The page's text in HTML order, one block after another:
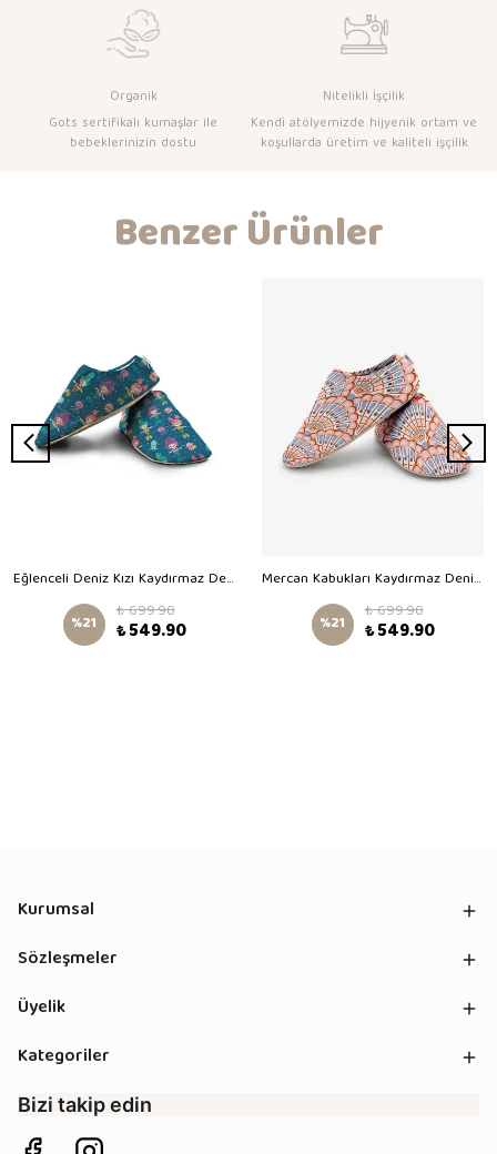
Organik
Gots sertifikalı kumaşlar ile
bebeklerinizin dostu
Nitelikli İşçilik
Kendi atölyemizde hijyenik ortam ve
koşullarda üretim ve kaliteli işçilik
Benzer Ürünler
Eğlenceli Deniz Kızı Kaydırmaz Deniz Patiği
%21 ₺ 699.90
₺ 549.90
Mercan Kabukları Kaydırmaz Deniz Patiği
%21 ₺ 699.90
₺ 549.90
Kurumsal
Sözleşmeler
Üyelik
Kategoriler
Bizi takip edin